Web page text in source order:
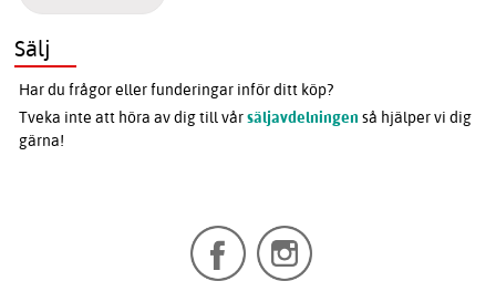
Sälj
Har du frågor eller funderingar inför ditt köp?
Tveka inte att höra av dig till vårsäljavdelningen så hjälper vi dig
gärna!